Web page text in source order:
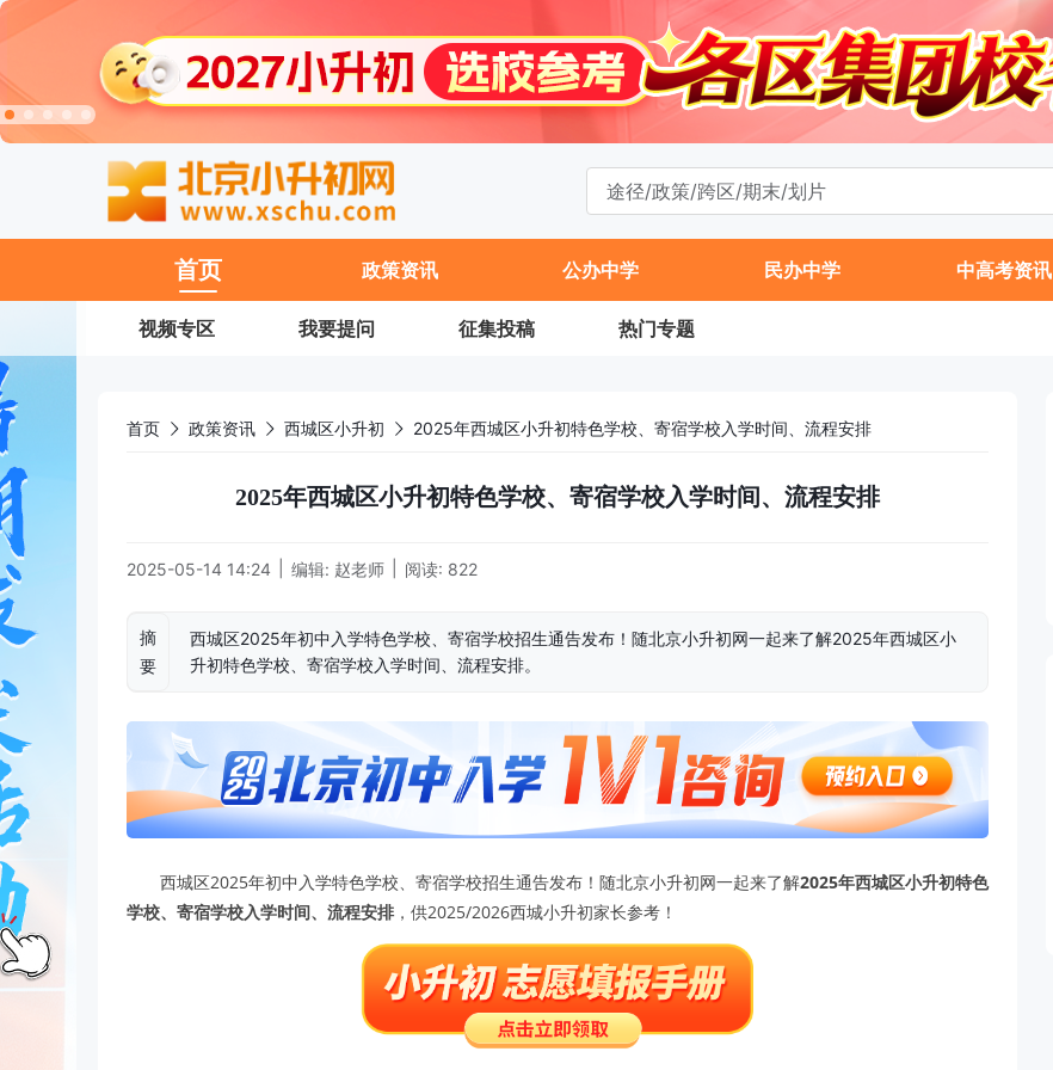
首页 政策资讯 公办中学 民办中学 中高考资讯
视频专区 我要提问 征集投稿 热门专题
首页 政策资讯 西城区小升初 2025年西城区小升初特色学校、寄宿学校入学时间、流程安排
2025年西城区小升初特色学校、寄宿学校入学时间、流程安排
2025-05-14 14:24 编辑: 赵老师 阅读: 822
摘
要
西城区2025年初中入学特色学校、寄宿学校招生通告发布！随北京小升初网一起来了解2025年西城区小
升初特色学校、寄宿学校入学时间、流程安排。
西城区2025年初中入学特色学校、寄宿学校招生通告发布！随北京小升初网一起来了解2025年西城区小升初特色
学校、寄宿学校入学时间、流程安排，供2025/2026西城小升初家长参考！